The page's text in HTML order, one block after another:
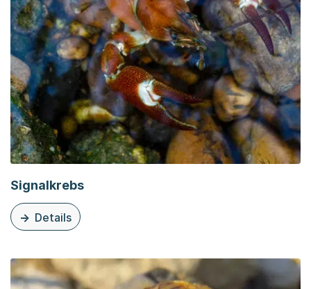
Signalkrebs
Details
zu dieser Organisationsseite: Signalkrebs